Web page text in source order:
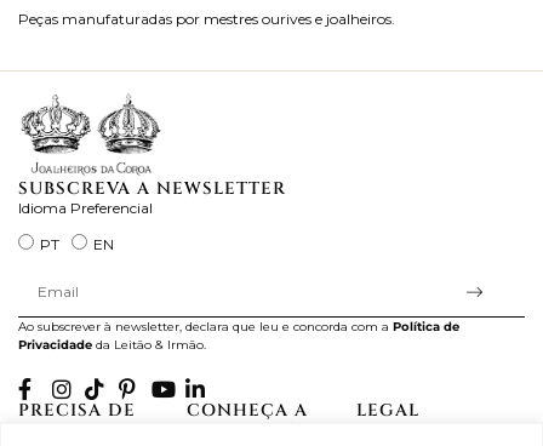
Peças manufaturadas por mestres ourives e joalheiros.
SUBSCREVA A NEWSLETTER
Idioma Preferencial
PT
EN
Ao subscrever à newsletter, declara que leu e concorda com a Política de
Privacidade da Leitão & Irmão.
PRECISA DE
CONHEÇA A
LEGAL